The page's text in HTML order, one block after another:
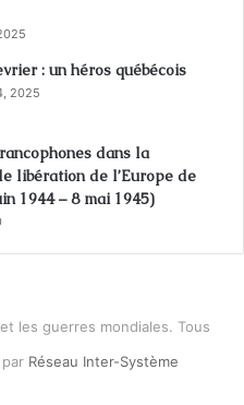
: un héros québécois
2025
dans la
libération de l’Europe de
1944 – 8 mai 1945)
les guerres mondiales. Tous
Réseau Inter-Système